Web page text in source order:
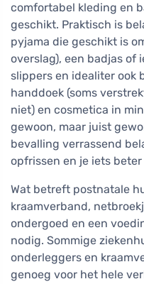
comfortabel kleding en
geschikt. Praktisch is
pyjama die geschikt is
overslag), een badjas of
slippers en idealiter ook
handdoek (soms
niet) en cosmetica in
gewoon, maar juist
bevalling verrassend
opfrissen en je iets
Wat betreft postnatale
kraamverband,
ondergoed en een
nodig. Sommige
onderleggers en
genoeg voor het hele